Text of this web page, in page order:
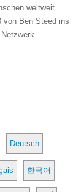
weltweit
von Ben Steed ins
Netzwerk.
Deutsch
한국어